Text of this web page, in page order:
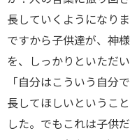
長していくようになりま
ですから子供達が、神
を、しっかりといただ
「自分はこういう自分
長してほしいというこ
した。でもこれは子供